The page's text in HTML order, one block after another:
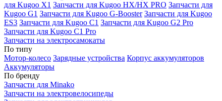
для Kugoo X1 Запчасти для Kugoo HX/HX PRO Запчасти для
Kugoo G1 Запчасти для Kugoo G-Booster Запчасти для Kugoo
ES3 Запчасти для Kugoo C1 Запчасти для Kugoo G2 Pro
Запчасти для Kugoo C1 Pro
Запчасти на электросамокаты
По типу
Мотор-колесо Зарядные устройства Корпус аккумуляторов
Аккумуляторы
По бренду
Запчасти для Minako
Запчасти на электровелосипеды